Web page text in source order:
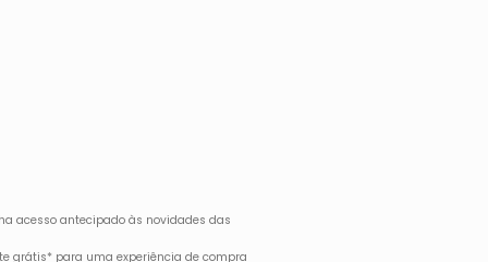
acesso antecipado às novidades das
grátis* para uma experiência de compra